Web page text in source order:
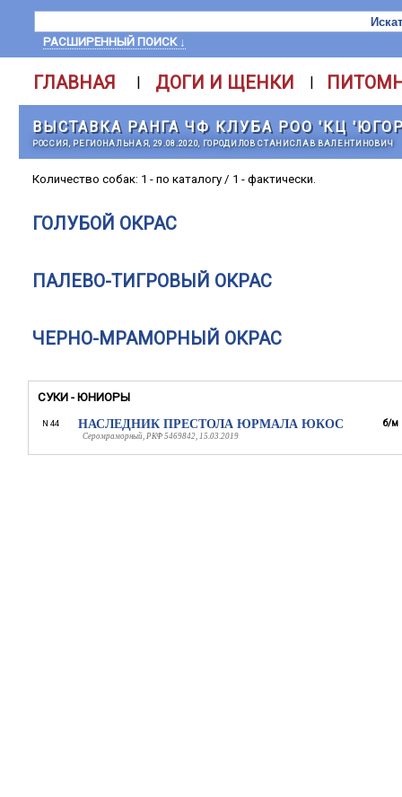
РАСШИРЕННЫЙ ПОИСК ↓
ГЛАВНАЯ | ДОГИ И ЩЕНКИ |
ВЫСТАВКА РАНГА ЧФ КЛУБА РОО 'КЦ
РОССИЯ, РЕГИОНАЛЬНАЯ, 29.08.2020, ГОРОДИЛОВ СТАНИСЛАВ ВАЛЕНТИНОВИЧ
Количество собак: 1 - по каталогу / 1 - фактически.
ГОЛУБОЙ ОКРАС
ПАЛЕВО-ТИГРОВЫЙ ОКРАС
ЧЕРНО-МРАМОРНЫЙ ОКРАС
СУКИ - ЮНИОРЫ
N 44 НАСЛЕДНИК ПРЕСТОЛА ЮРМАЛА ЮКОС
Серомраморный, РКФ 5469842, 15.03.2019
б/м